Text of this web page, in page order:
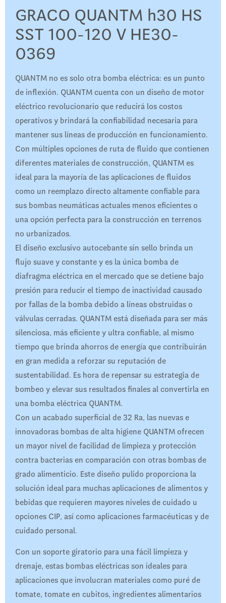
GRACO QUANTM h30 HS
SST 100-120 V HE30-
0369
QUANTM no es solo otra bomba eléctrica: es un punto
de inflexión. QUANTM cuenta con un diseño de motor
eléctrico revolucionario que reducirá los costos
operativos y brindará la confiabilidad necesaria para
mantener sus líneas de producción en funcionamiento.
Con múltiples opciones de ruta de fluido que contienen
diferentes materiales de construcción, QUANTM es
ideal para la mayoría de las aplicaciones de fluidos
como un reemplazo directo altamente confiable para
sus bombas neumáticas actuales menos eficientes o
una opción perfecta para la construcción en terrenos
no urbanizados.
El diseño exclusivo autocebante sin sello brinda un
flujo suave y constante y es la única bomba de
diafragma eléctrica en el mercado que se detiene bajo
presión para reducir el tiempo de inactividad causado
por fallas de la bomba debido a líneas obstruidas o
válvulas cerradas. QUANTM está diseñada para ser más
silenciosa, más eficiente y ultra confiable, al mismo
tiempo que brinda ahorros de energía que contribuirán
en gran medida a reforzar su reputación de
sustentabilidad. Es hora de repensar su estrategia de
bombeo y elevar sus resultados finales al convertirla en
una bomba eléctrica QUANTM.
Con un acabado superficial de 32 Ra, las nuevas e
innovadoras bombas de alta higiene QUANTM ofrecen
un mayor nivel de facilidad de limpieza y protección
contra bacterias en comparación con otras bombas de
grado alimenticio. Este diseño pulido proporciona la
solución ideal para muchas aplicaciones de alimentos y
bebidas que requieren mayores niveles de cuidado u
opciones CIP, así como aplicaciones farmacéuticas y de
cuidado personal.
Con un soporte giratorio para una fácil limpieza y
drenaje, estas bombas eléctricas son ideales para
aplicaciones que involucran materiales como puré de
tomate, tomate en cubitos, ingredientes alimentarios